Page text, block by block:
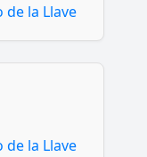
de la Llave
de la Llave